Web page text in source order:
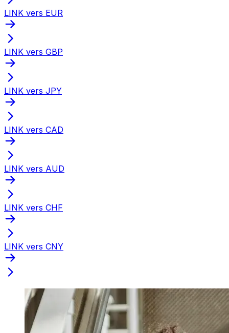
LINK vers EUR
LINK vers GBP
LINK vers JPY
LINK vers CAD
LINK vers AUD
LINK vers CHF
LINK vers CNY